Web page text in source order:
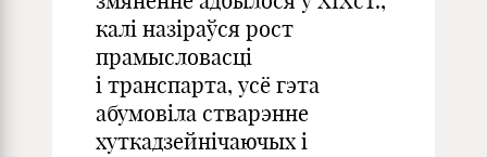
калі назіраўся рост
прамысловасці
і транспарта, усё гэта
абумовіла стварэнне
хуткадзейнічаючых і